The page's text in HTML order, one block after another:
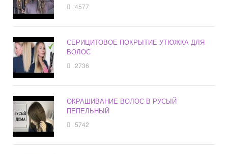
4577
СЕРИЦИТОВОЕ ПОКРЫТИЕ УТЮЖКА ДЛЯ
ВОЛОС
2736
ОКРАШИВАНИЕ ВОЛОС В РУСЫЙ
ПЕПЕЛЬНЫЙ
5742